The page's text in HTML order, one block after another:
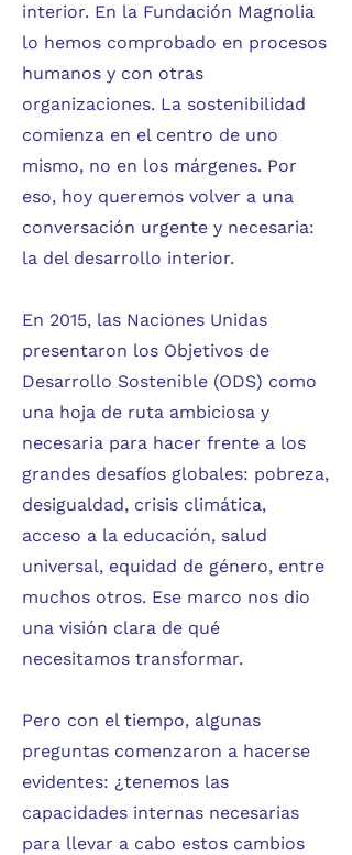
interior. En la Fundación Magnolia
lo hemos comprobado en procesos
humanos y con otras
organizaciones. La sostenibilidad
comienza en el centro de uno
mismo, no en los márgenes. Por
eso, hoy queremos volver a una
conversación urgente y necesaria:
la del desarrollo interior.
En 2015, las Naciones Unidas
presentaron los Objetivos de
Desarrollo Sostenible (ODS) como
una hoja de ruta ambiciosa y
necesaria para hacer frente a los
grandes desafíos globales: pobreza,
desigualdad, crisis climática,
acceso a la educación, salud
universal, equidad de género, entre
muchos otros. Ese marco nos dio
una visión clara de qué
necesitamos transformar.
Pero con el tiempo, algunas
preguntas comenzaron a hacerse
evidentes: ¿tenemos las
capacidades internas necesarias
para llevar a cabo estos cambios